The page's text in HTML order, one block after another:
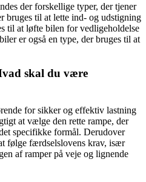
der forskellige typer, der tjener
bruges til at lette ind- og udstigning
til at løfte bilen for vedligeholdelse
er også en type, der bruges til at
skal du være
for sikker og effektiv lastning
at vælge den rette rampe, der
specifikke formål. Derudover
følge færdselslovens krav, især
af ramper på veje og lignende